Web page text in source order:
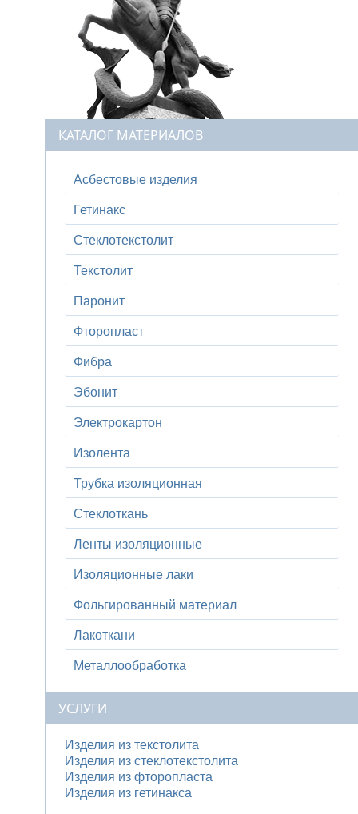
КАТАЛОГ МАТЕРИАЛОВ
Асбестовые изделия
Гетинакс
Стеклотекстолит
Текстолит
Паронит
Фторопласт
Фибра
Эбонит
Электрокартон
Изолента
Трубка изоляционная
Стеклоткань
Ленты изоляционные
Изоляционные лаки
Фольгированный материал
Лакоткани
Металлообработка
УСЛУГИ
Изделия из текстолита
Изделия из стеклотекстолита
Изделия из фторопласта
Изделия из гетинакса